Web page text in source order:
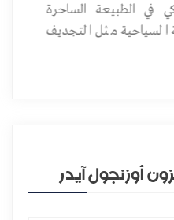
في الطبيعة الساحرة
السياحية مثل التجديف
أوزنجول آيدر